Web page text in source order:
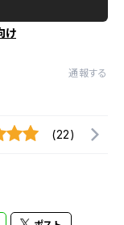
け
通報する
(22)